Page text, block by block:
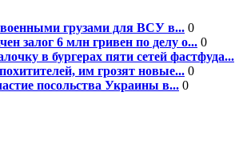
грузами для ВСУ в... 0
залог 6 млн гривен по делу о... 0
в бургерах пяти сетей фастфуда...
им грозят новые... 0
посольства Украины в... 0